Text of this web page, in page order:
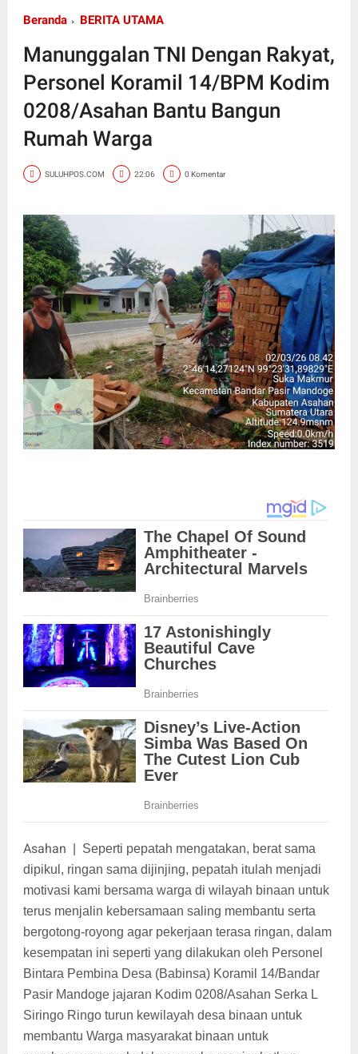
Beranda BERITA UTAMA
Manunggalan TNI Dengan Rakyat,
Personel Koramil 14/BPM Kodim
0208/Asahan Bantu Bangun
Rumah Warga
SULUHPOS.COM 22:06 0 Komentar
Asahan
Seperti pepatah mengatakan, berat sama
dipikul, ringan sama dijinjing, pepatah itulah menjadi
motivasi kami bersama warga di wilayah binaan untuk
terus menjalin kebersamaan saling membantu serta
bergotong-royong agar pekerjaan terasa ringan, dalam
kesempatan ini seperti yang dilakukan oleh Personel
Bintara Pembina Desa (Babinsa) Koramil 14/Bandar
Pasir Mandoge jajaran Kodim 0208/Asahan Serka L
Siringo Ringo turun kewilayah desa binaan untuk
membantu Warga masyarakat binaan untuk